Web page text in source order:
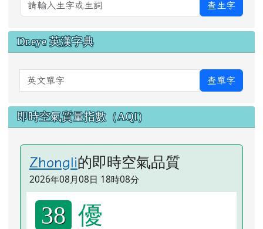
查生字
Dr.eye 英漢字典
英文單字 查單字
即時空氣質量指數（AQI）
Zhongli的即時空氣品質
2026年08月08日 18時08分
38 優